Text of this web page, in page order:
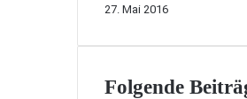
27. Mai 2016
Folgende